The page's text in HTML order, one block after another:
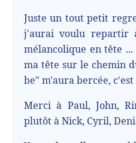
Juste un tout petit
j'aurai voulu repartir
mélancolique en tête
ma tête sur le chemin
be" m'aura bercée, c'est
Merci à Paul, John,
plutôt à Nick, Cyril,